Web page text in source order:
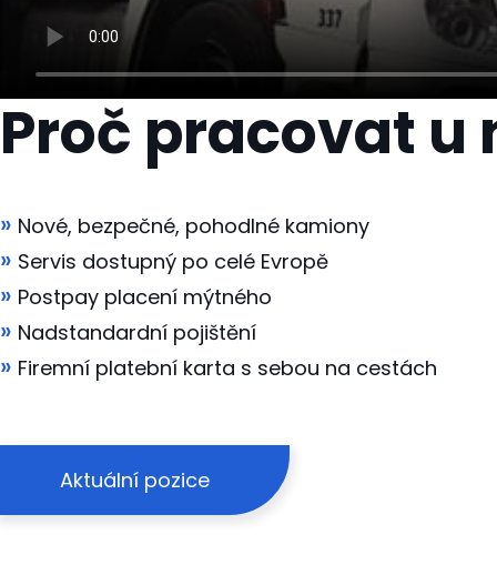
Proč pracovat u
Nové, bezpečné, pohodlné kamiony
Servis dostupný po celé Evropě
Postpay placení mýtného
Nadstandardní pojištění
Firemní platební karta s sebou na cestách
Aktuální pozice